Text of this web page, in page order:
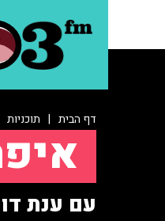
דף הבית | תוכניות
עם ענת